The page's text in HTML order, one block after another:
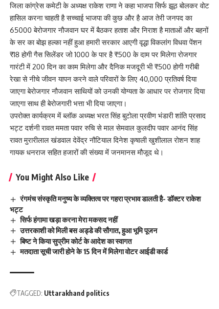
जिला कांग्रेस कमेटी के अध्यक्ष राकेश राणा ने कहा भाजपा सिर्फ झूठ बोलकर वोट
हासिल करना चाहती है सच्चाई भाजपा की कुछ और है आज तेरी जनपद का
65000 बेरोजगार नौजवान घर में बैठकर हताश और निराश है माताओं और बहनों
के सर का बोझ हल्का नहीं हुआ हमारी सरकार आएगी वृद्धा विकलांग विधवा पेंशन
₹18 होगी गैस सिलेंडर जो 1000 के पार है ₹500 के दाम पर मिलेगा रोजगार
गारंटी में 200 दिन का काम मिलेगा और दैनिक मजदूरी भी ₹500 होगी गरीबी
रेखा से नीचे जीवन यापन करने वाले परिवारों के लिए 40,000 प्रतिवर्ष दिया
जाएगा बेरोजगार नौजवान साथियों को उनकी योग्यता के आधार पर रोजगार दिया
जाएगा साथ ही बेरोजगारी भत्ता भी दिया जाएगा।
उपरोक्त कार्यक्रम में ब्लॉक अध्यक्ष भरत सिंह बुटोला प्रवीण भंडारी शांति प्रसाद
भट्ट दर्शनी रावत ममता पवार रुचि से माल सेमवाल कुलदीप पवार आनंद सिंह
रावत मुरारीलाल खंडवाल देवेंद्र नौटियाल दिनेश कृषाली खुशीलाल रोशन शाह
गायक धनराज सहित हजारों की संख्या में जनमानस मौजूद थे।
You Might Also Like
रंगमंच संस्कृति मनुष्य के व्यक्तित्व पर गहरा प्रभाव डालती है- डॉक्टर राकेश
भट्ट
सिर्फ हंगामा खड़ा करना मेरा मकसद नहीं
उत्तरकाशी को मिली बस अड्डे की सौगात, हुआ भूमि पूजन
बिष्ट ने किया सुप्रीम कोर्ट के आदेश का स्वागत
मतदाता सूची जारी होने के 15 दिन में मिलेगा वोटर आईडी कार्ड
TAGGED: Uttarakhand politics